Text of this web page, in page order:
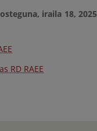
osteguna, iraila 18, 2025
RD RAEE